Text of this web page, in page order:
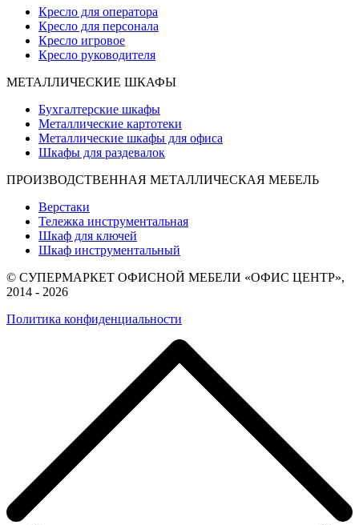
Кресло для оператора
Кресло для персонала
Кресло игровое
Кресло руководителя
МЕТАЛЛИЧЕСКИЕ ШКАФЫ
Бухгалтерские шкафы
Металлические картотеки
Металлические шкафы для офиса
Шкафы для раздевалок
ПРОИЗВОДСТВЕННАЯ МЕТАЛЛИЧЕСКАЯ МЕБЕЛЬ
Верстаки
Тележка инструментальная
Шкаф для ключей
Шкаф инструментальный
© СУПЕРМАРКЕТ ОФИСНОЙ МЕБЕЛИ «ОФИС ЦЕНТР»,
2014 - 2026
Политика конфиденциальности